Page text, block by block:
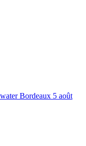
Bordeaux 5 août